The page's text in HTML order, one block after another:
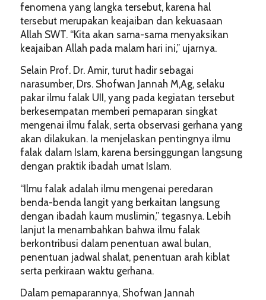
fenomena yang langka tersebut, karena hal
tersebut merupakan keajaiban dan kekuasaan
Allah SWT. “Kita akan sama-sama menyaksikan
keajaiban Allah pada malam hari ini,” ujarnya.
Selain Prof. Dr. Amir, turut hadir sebagai
narasumber, Drs. Shofwan Jannah M,Ag, selaku
pakar ilmu falak UII, yang pada kegiatan tersebut
berkesempatan memberi pemaparan singkat
mengenai ilmu falak, serta observasi gerhana yang
akan dilakukan. Ia menjelaskan pentingnya ilmu
falak dalam Islam, karena bersinggungan langsung
dengan praktik ibadah umat Islam.
“Ilmu falak adalah ilmu mengenai peredaran
benda-benda langit yang berkaitan langsung
dengan ibadah kaum muslimin,” tegasnya. Lebih
lanjut Ia menambahkan bahwa ilmu falak
berkontribusi dalam penentuan awal bulan,
penentuan jadwal shalat, penentuan arah kiblat
serta perkiraan waktu gerhana.
Dalam pemaparannya, Shofwan Jannah